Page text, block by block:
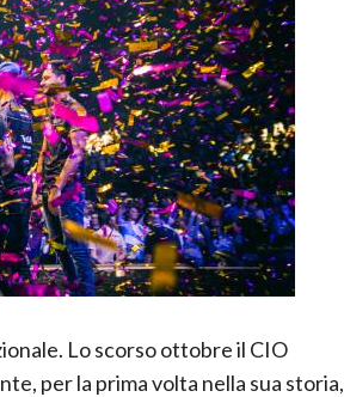
Lo scorso ottobre il CIO
per la prima volta nella sua storia,